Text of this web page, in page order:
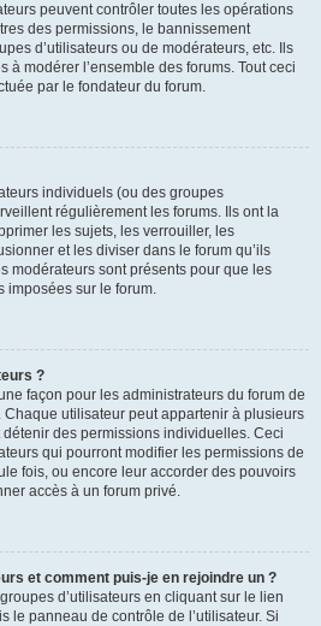
peuvent contrôler toutes les opérations
des permissions, le bannissement
d’utilisateurs ou de modérateurs, etc. Ils
à modérer l’ensemble des forums. Tout ceci
par le fondateur du forum.
individuels (ou des groupes
régulièrement les forums. Ils ont la
les sujets, les verrouiller, les
et les diviser dans le forum qu’ils
modérateurs sont présents pour que les
imposées sur le forum.
?
façon pour les administrateurs du forum de
utilisateur peut appartenir à plusieurs
des permissions individuelles. Ceci
qui pourront modifier les permissions de
fois, ou encore leur accorder des pouvoirs
accès à un forum privé.
et comment puis-je en rejoindre un ?
d’utilisateurs en cliquant sur le lien
le panneau de contrôle de l’utilisateur. Si